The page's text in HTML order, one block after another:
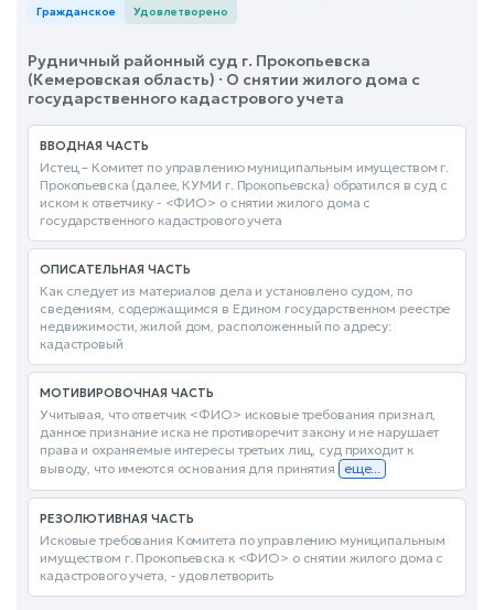
Гражданское Удовлетворено
Рудничный районный суд г. Прокопьевска
(Кемеровская область) · О снятии жилого дома с
государственного кадастрового учета
ВВОДНАЯ ЧАСТЬ
Истец – Комитет по управлению муниципальным имуществом г.
Прокопьевска (далее, КУМИ г. Прокопьевска) обратился в суд с
иском к ответчику - <ФИО> о снятии жилого дома с
государственного кадастрового учета
ОПИСАТЕЛЬНАЯ ЧАСТЬ
Как следует из материалов дела и установлено судом, по
сведениям, содержащимся в Едином государственном реестре
недвижимости, жилой дом, расположенный по адресу:
кадастровый
МОТИВИРОВОЧНАЯ ЧАСТЬ
Учитывая, что ответчик <ФИО> исковые требования признал,
данное признание иска не противоречит закону и не нарушает
права и охраняемые интересы третьих лиц, суд приходит к
выводу, что имеются основания для принятия
еще...
РЕЗОЛЮТИВНАЯ ЧАСТЬ
Исковые требования Комитета по управлению муниципальным
имуществом г. Прокопьевска к <ФИО> о снятии жилого дома с
кадастрового учета, - удовлетворить